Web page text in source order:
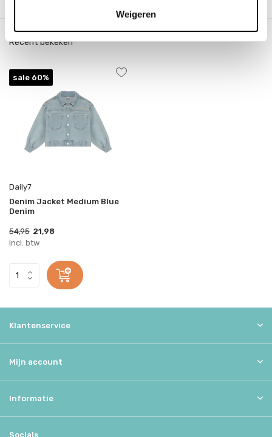
Weigeren
Recent bekeken
sale 60%
Daily7
Denim Jacket Medium Blue
Denim
54,95 21,98
Incl. btw
Klantenservice
Mijn account
Informatie
Socials